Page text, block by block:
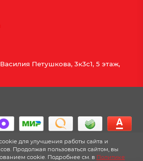
для улучшения работы сайта и
Продолжая пользоваться сайтом, вы
cookie. Подробнее см. в Политике
Петушкова, 3к3c1, 5 этаж,